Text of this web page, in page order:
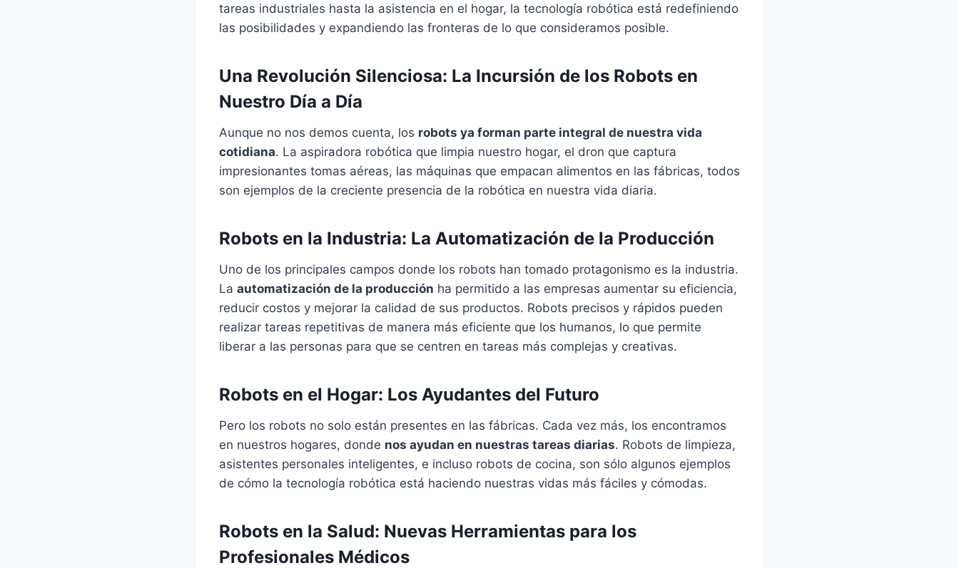
tareas industriales hasta la asistencia en el hogar, la tecnología robótica está redefiniendo
las posibilidades y expandiendo las fronteras de lo que consideramos posible.
Una Revolución Silenciosa: La Incursión de los Robots en
Nuestro Día a Día
Aunque no nos demos cuenta, los robots ya forman parte integral de nuestra vida
cotidiana. La aspiradora robótica que limpia nuestro hogar, el dron que captura
impresionantes tomas aéreas, las máquinas que empacan alimentos en las fábricas, todos
son ejemplos de la creciente presencia de la robótica en nuestra vida diaria.
Robots en la Industria: La Automatización de la Producción
Uno de los principales campos donde los robots han tomado protagonismo es la industria.
La automatización de la producción ha permitido a las empresas aumentar su eficiencia,
reducir costos y mejorar la calidad de sus productos. Robots precisos y rápidos pueden
realizar tareas repetitivas de manera más eficiente que los humanos, lo que permite
liberar a las personas para que se centren en tareas más complejas y creativas.
Robots en el Hogar: Los Ayudantes del Futuro
Pero los robots no solo están presentes en las fábricas. Cada vez más, los encontramos
en nuestros hogares, donde nos ayudan en nuestras tareas diarias. Robots de limpieza,
asistentes personales inteligentes, e incluso robots de cocina, son sólo algunos ejemplos
de cómo la tecnología robótica está haciendo nuestras vidas más fáciles y cómodas.
Robots en la Salud: Nuevas Herramientas para los
Profesionales Médicos